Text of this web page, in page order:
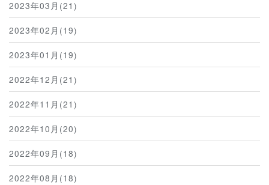
2023年03月(21)
2023年02月(19)
2023年01月(19)
2022年12月(21)
2022年11月(21)
2022年10月(20)
2022年09月(18)
2022年08月(18)